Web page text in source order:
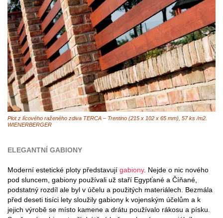
Plot z lícového raženého zdiva TERCA – Trentino (215 x 102 x 65 mm), 57 ks /m2.
WIENERBERGER
ELEGANTNÍ GABIONY
Moderní estetické ploty představují gabiony. Nejde o nic nového
pod sluncem, gabiony používali už staří Egypťané a Číňané,
podstatný rozdíl ale byl v účelu a použitých materiálech. Bezmála
před deseti tisíci lety sloužily gabiony k vojenským účelům a k
jejich výrobě se místo kamene a drátu používalo rákosu a písku.